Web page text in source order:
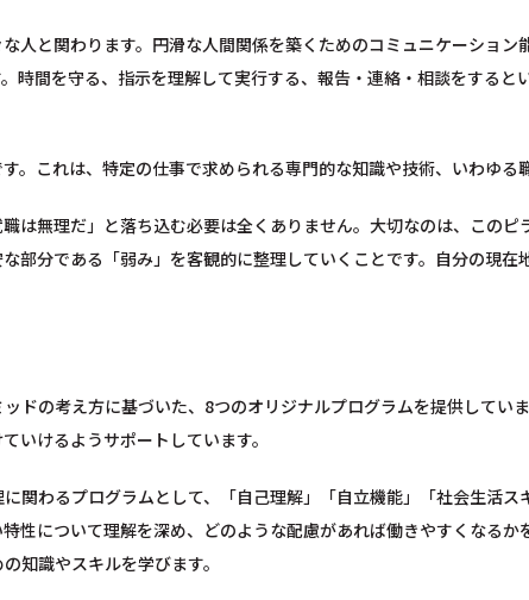
人と関わります。円滑な人間関係を築くためのコミュニケーション
時間を守る、指示を理解して実行する、報告・連絡・相談をすると
。これは、特定の仕事で求められる専門的な知識や技術、いわゆる
は無理だ」と落ち込む必要は全くありません。大切なのは、このピ
部分である「弱み」を客観的に整理していくことです。自分の現在
ドの考え方に基づいた、8つのオリジナルプログラムを提供してい
いけるようサポートしています。
関わるプログラムとして、「自己理解」「自立機能」「社会生活ス
性について理解を深め、どのような配慮があれば働きやすくなるか
知識やスキルを学びます。